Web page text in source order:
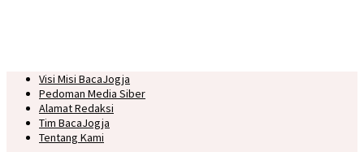
Visi Misi BacaJogja
Pedoman Media Siber
Alamat Redaksi
Tim BacaJogja
Tentang Kami